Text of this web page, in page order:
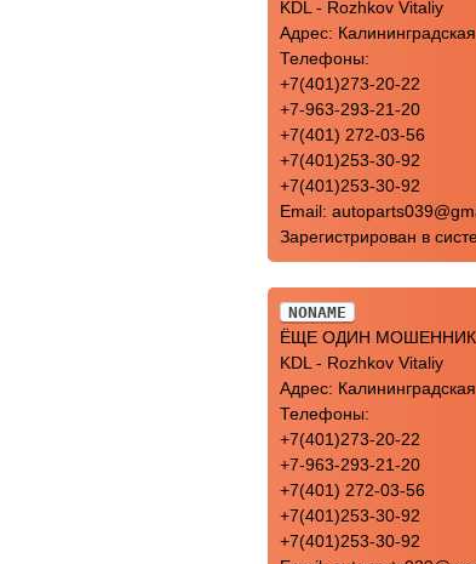
KDL - Rozhkov Vitaliy
Адрес:
Телефоны:
+7(401)273-20-22
+7-963-293-21-20
+7(401) 272-03-56
+7(401)253-30-92
+7(401)253-30-92
Email:
Зарегистрирован в
NONAME
ЁЩЕ ОДИН МОШЕННИК С
KDL - Rozhkov Vitaliy
Адрес:
Телефоны:
+7(401)273-20-22
+7-963-293-21-20
+7(401) 272-03-56
+7(401)253-30-92
+7(401)253-30-92